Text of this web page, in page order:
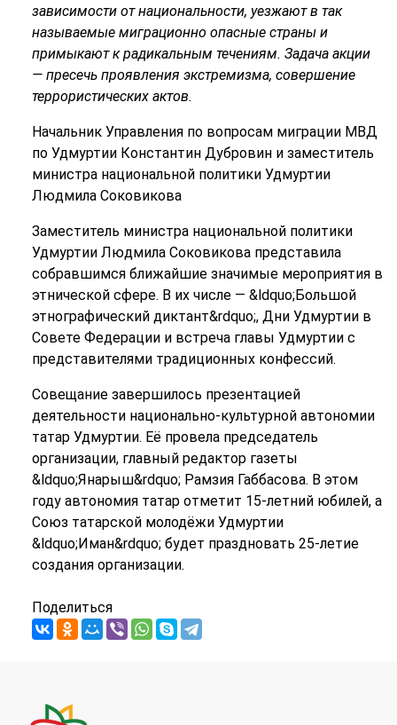
зависимости от национальности, уезжают в так
называемые миграционно опасные страны и
примыкают к радикальным течениям. Задача акции
— пресечь проявления экстремизма, совершение
террористических актов.
Начальник Управления по вопросам миграции МВД
по Удмуртии Константин Дубровин и заместитель
министра национальной политики Удмуртии
Людмила Соковикова
Заместитель министра национальной политики
Удмуртии Людмила Соковикова представила
собравшимся ближайшие значимые мероприятия в
этнической сфере. В их числе — &ldquo;Большой
этнографический диктант&rdquo;, Дни Удмуртии в
Совете Федерации и встреча главы Удмуртии с
представителями традиционных конфессий.
Совещание завершилось презентацией
деятельности национально-культурной автономии
татар Удмуртии. Её провела председатель
организации, главный редактор газеты
&ldquo;Янарыш&rdquo; Рамзия Габбасова. В этом
году автономия татар отметит 15-летний юбилей, а
Союз татарской молодёжи Удмуртии
&ldquo;Иман&rdquo; будет праздновать 25-летие
создания организации.
Поделиться